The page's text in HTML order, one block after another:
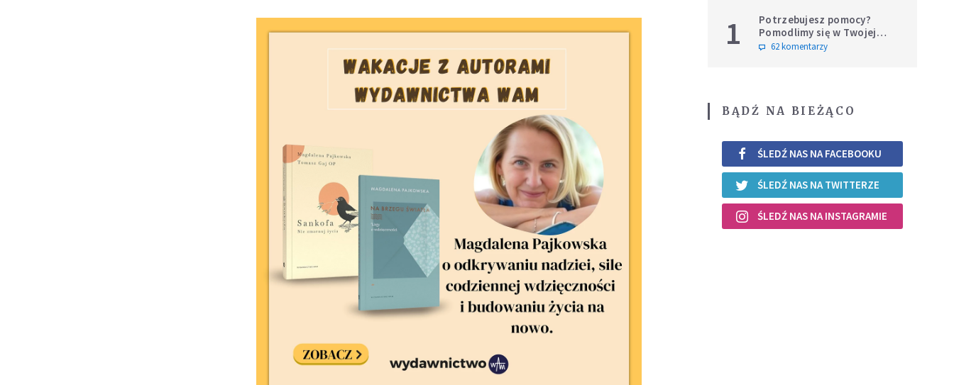
1
Potrzebujesz pomocy?
Pomodlimy się w Twojej
intencji
62 komentarzy
BĄDŹ NA BIEŻĄCO
ŚLEDŹ NAS NA FACEBOOKU
ŚLEDŹ NAS NA TWITTERZE
ŚLEDŹ NAS NA INSTAGRAMIE